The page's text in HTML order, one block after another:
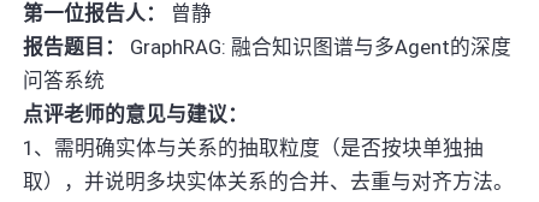
第一位报告人：
曾静
报告题目：
GraphRAG: 融合知识图谱与多Agent的深度
问答系统
点评老师的意见与建议：
1、需明确实体与关系的抽取粒度（是否按块单独抽
取），并说明多块实体关系的合并、去重与对齐方法。